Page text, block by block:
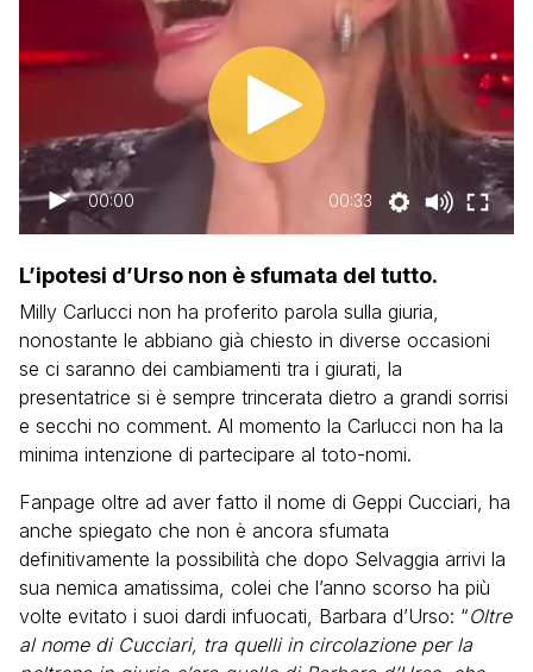
00:00 00:33
L’ipotesi d’Urso non è sfumata del tutto.
Milly Carlucci non ha proferito parola sulla giuria,
nonostante le abbiano già chiesto in diverse occasioni
se ci saranno dei cambiamenti tra i giurati, la
presentatrice si è sempre trincerata dietro a grandi sorrisi
e secchi no comment. Al momento la Carlucci non ha la
minima intenzione di partecipare al toto-nomi.
Fanpage oltre ad aver fatto il nome di Geppi Cucciari, ha
anche spiegato che non è ancora sfumata
definitivamente la possibilità che dopo Selvaggia arrivi la
sua nemica amatissima, colei che l’anno scorso ha più
volte evitato i suoi dardi infuocati, Barbara d’Urso: “Oltre
al nome di Cucciari, tra quelli in circolazione per la